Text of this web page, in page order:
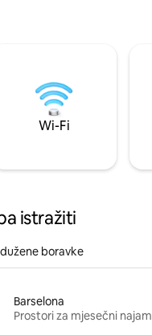
Wi-Fi
istražiti
boravke
Barselona
Prostori za mjesečni najam